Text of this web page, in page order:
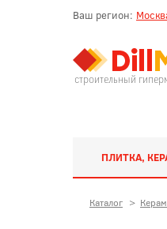
Ваш регион:
строительный
ПЛИТКА,
Каталог >